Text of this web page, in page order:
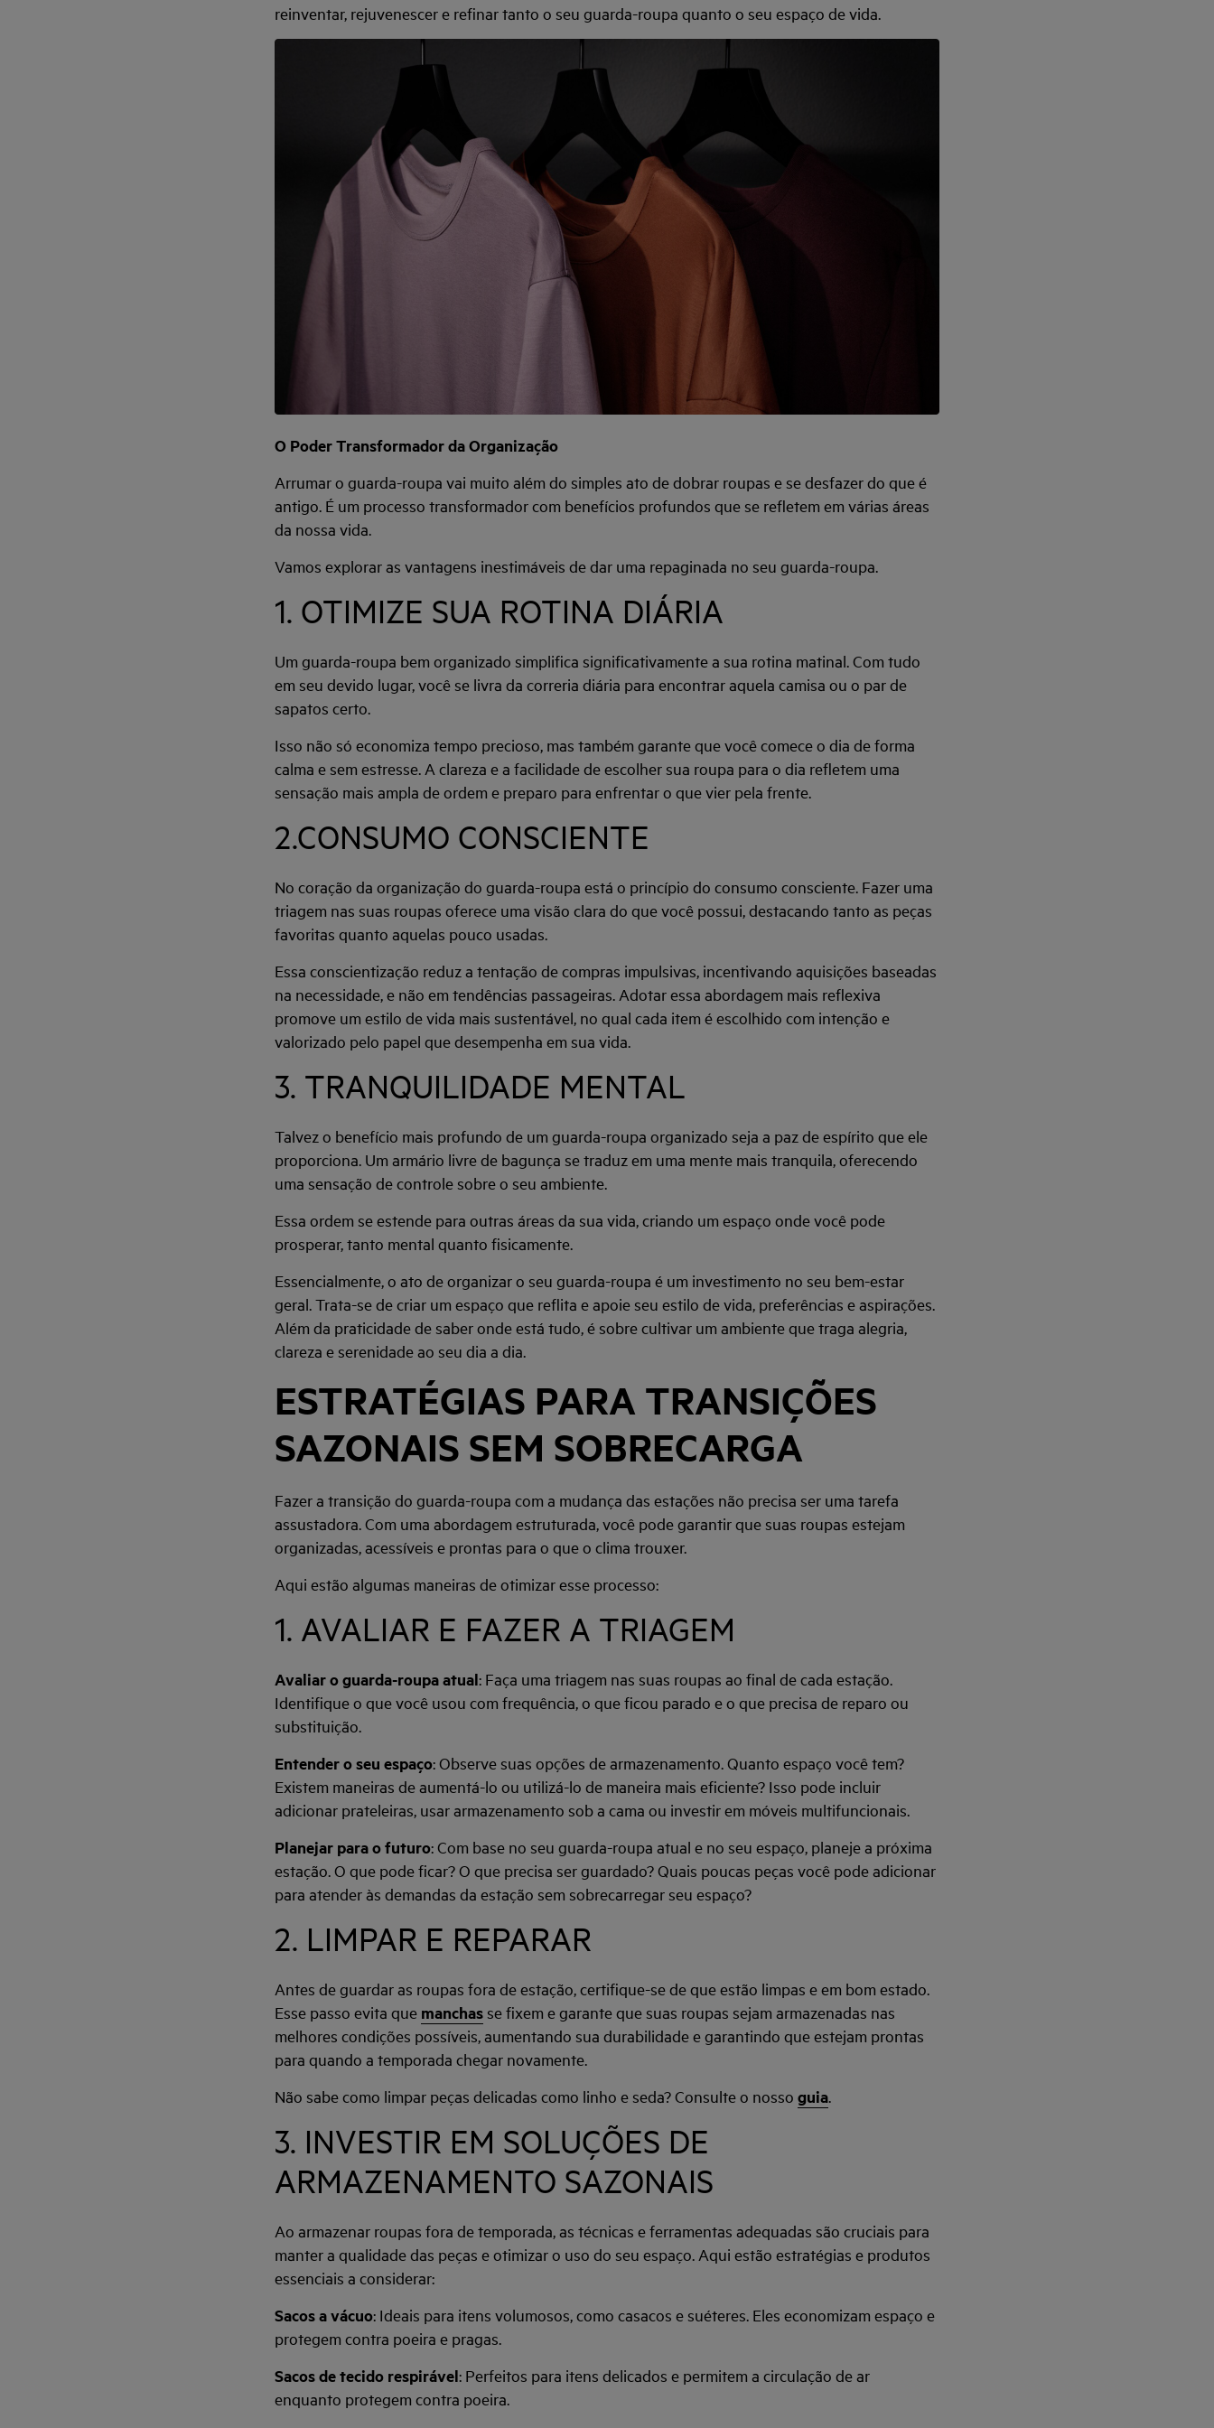
reinventar, rejuvenescer e refinar tanto o seu guarda-roupa quanto o seu espaço de vida.
O Poder Transformador da Organização
Arrumar o guarda-roupa vai muito além do simples ato de dobrar roupas e se desfazer do que é
antigo. É um processo transformador com benefícios profundos que se refletem em várias áreas
da nossa vida.
Vamos explorar as vantagens inestimáveis de dar uma repaginada no seu guarda-roupa.
1. OTIMIZE SUA ROTINA DIÁRIA
Um guarda-roupa bem organizado simplifica significativamente a sua rotina matinal. Com tudo
em seu devido lugar, você se livra da correria diária para encontrar aquela camisa ou o par de
sapatos certo.
Isso não só economiza tempo precioso, mas também garante que você comece o dia de forma
calma e sem estresse. A clareza e a facilidade de escolher sua roupa para o dia refletem uma
sensação mais ampla de ordem e preparo para enfrentar o que vier pela frente.
2.CONSUMO CONSCIENTE
No coração da organização do guarda-roupa está o princípio do consumo consciente. Fazer uma
triagem nas suas roupas oferece uma visão clara do que você possui, destacando tanto as peças
favoritas quanto aquelas pouco usadas.
Essa conscientização reduz a tentação de compras impulsivas, incentivando aquisições baseadas
na necessidade, e não em tendências passageiras. Adotar essa abordagem mais reflexiva
promove um estilo de vida mais sustentável, no qual cada item é escolhido com intenção e
valorizado pelo papel que desempenha em sua vida.
3. TRANQUILIDADE MENTAL
Talvez o benefício mais profundo de um guarda-roupa organizado seja a paz de espírito que ele
proporciona. Um armário livre de bagunça se traduz em uma mente mais tranquila, oferecendo
uma sensação de controle sobre o seu ambiente.
Essa ordem se estende para outras áreas da sua vida, criando um espaço onde você pode
prosperar, tanto mental quanto fisicamente.
Essencialmente, o ato de organizar o seu guarda-roupa é um investimento no seu bem-estar
geral. Trata-se de criar um espaço que reflita e apoie seu estilo de vida, preferências e aspirações.
Além da praticidade de saber onde está tudo, é sobre cultivar um ambiente que traga alegria,
clareza e serenidade ao seu dia a dia.
ESTRATÉGIAS PARA TRANSIÇÕES
SAZONAIS SEM SOBRECARGA
Fazer a transição do guarda-roupa com a mudança das estações não precisa ser uma tarefa
assustadora. Com uma abordagem estruturada, você pode garantir que suas roupas estejam
organizadas, acessíveis e prontas para o que o clima trouxer.
Aqui estão algumas maneiras de otimizar esse processo:
1. AVALIAR E FAZER A TRIAGEM
Avaliar o guarda-roupa atual: Faça uma triagem nas suas roupas ao final de cada estação.
Identifique o que você usou com frequência, o que ficou parado e o que precisa de reparo ou
substituição.
Entender o seu espaço: Observe suas opções de armazenamento. Quanto espaço você tem?
Existem maneiras de aumentá-lo ou utilizá-lo de maneira mais eficiente? Isso pode incluir
adicionar prateleiras, usar armazenamento sob a cama ou investir em móveis multifuncionais.
Planejar para o futuro: Com base no seu guarda-roupa atual e no seu espaço, planeje a próxima
estação. O que pode ficar? O que precisa ser guardado? Quais poucas peças você pode adicionar
para atender às demandas da estação sem sobrecarregar seu espaço?
2. LIMPAR E REPARAR
Antes de guardar as roupas fora de estação, certifique-se de que estão limpas e em bom estado.
Esse passo evita que manchasse fixem e garante que suas roupas sejam armazenadas nas
melhores condições possíveis, aumentando sua durabilidade e garantindo que estejam prontas
para quando a temporada chegar novamente.
Não sabe como limpar peças delicadas como linho e seda? Consulte o nosso guia.
3. INVESTIR EM SOLUÇÕES DE
ARMAZENAMENTO SAZONAIS
Ao armazenar roupas fora de temporada, as técnicas e ferramentas adequadas são cruciais para
manter a qualidade das peças e otimizar o uso do seu espaço. Aqui estão estratégias e produtos
essenciais a considerar:
Sacos a vácuo: Ideais para itens volumosos, como casacos e suéteres. Eles economizam espaço e
protegem contra poeira e pragas.
Sacos de tecido respirável: Perfeitos para itens delicados e permitem a circulação de ar
enquanto protegem contra poeira.